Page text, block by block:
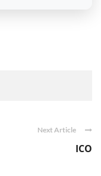
Next Article
ICO